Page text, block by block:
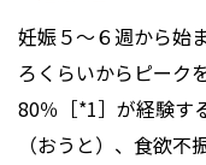
妊娠５～６週から始
ろくらいからピーク
80％［*1］が経験す
（おうと）、食欲